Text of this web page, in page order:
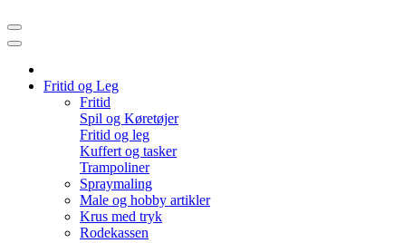
Fritid og Leg
Fritid
Spil og Køretøjer
Fritid og leg
Kuffert og tasker
Trampoliner
Spraymaling
Male og hobby artikler
Krus med tryk
Rodekassen